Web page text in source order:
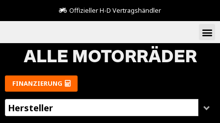
Offizieller H-D Vertragshändler
ALLE MOTORRÄDER
FINANZIERUNG
Hersteller